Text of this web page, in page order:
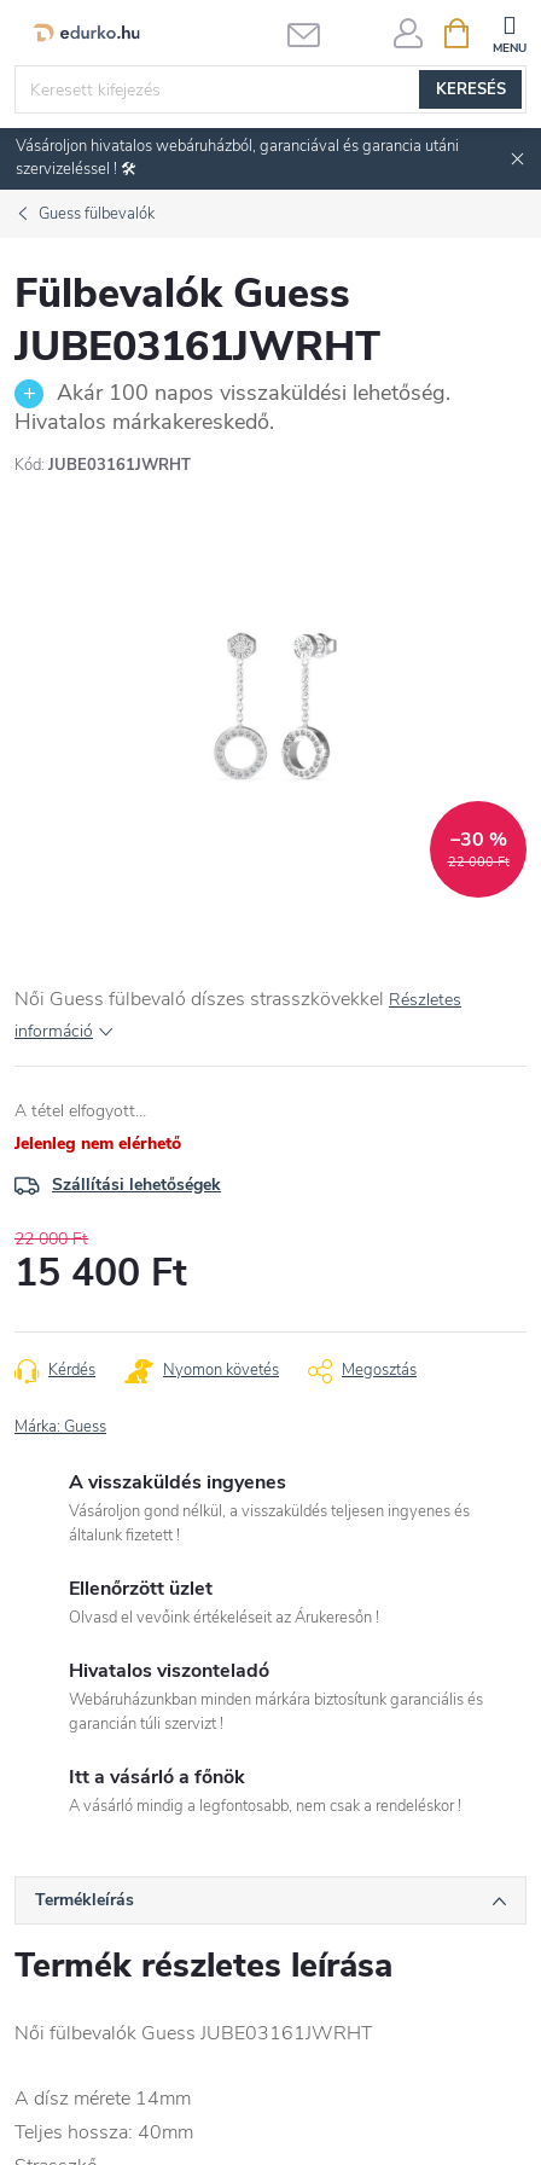
KERESÉS
KOSÁR
Vásároljon hivatalos webáruházból, garanciával és garancia utáni
szervizeléssel ! 🛠️
Guess fülbevalók
Fülbevalók Guess
JUBE03161JWRHT
Akár 100 napos visszaküldési lehetőség.
Hivatalos márkakereskedő.
Kód: JUBE03161JWRHT
22 000 Ft
–30 %
Női Guess fülbevaló díszes strasszkövekkel Részletes
információ
A tétel elfogyott…
Jelenleg nem elérhető
Szállítási lehetőségek
22 000 Ft
15 400 Ft
Kérdés Nyomon követés Megosztás
Márka: Guess
A visszaküldés ingyenes
Vásároljon gond nélkül, a visszaküldés teljesen ingyenes és
általunk fizetett !
Ellenőrzött üzlet
Olvasd el vevőink értékeléseit az Árukeresőn !
Hivatalos viszonteladó
Webáruházunkban minden márkára biztosítunk garanciális és
garancián túli szervizt !
Itt a vásárló a főnök
A vásárló mindig a legfontosabb, nem csak a rendeléskor !
Termékleírás
Termék részletes leírása
Női fülbevalók Guess JUBE03161JWRHT
A dísz mérete 14mm
Teljes hossza: 40mm